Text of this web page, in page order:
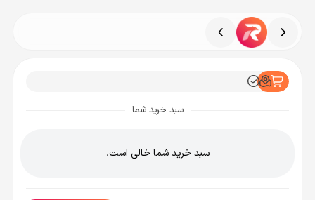
سبد خرید شما
سبد خرید شما خالی است.